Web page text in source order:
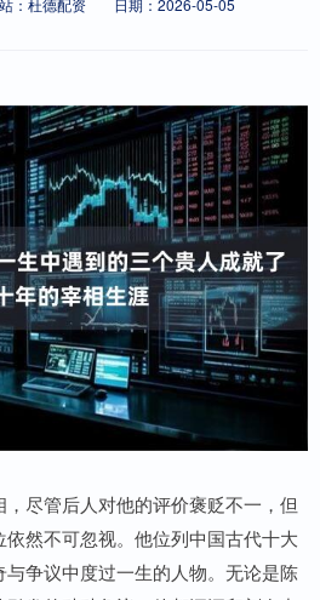
：杜德配资
日期：2026-05-05
尽管后人对他的评价褒贬不一，但
然不可忽视。他位列中国古代十大
争议中度过一生的人物。无论是陈